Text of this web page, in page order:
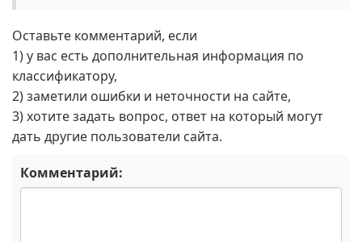
Оставьте комментарий, если
1) у вас есть дополнительная информация по
классификатору,
2) заметили ошибки и неточности на сайте,
3) хотите задать вопрос, ответ на который могут
дать другие пользователи сайта.
Комментарий: